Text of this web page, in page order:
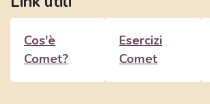
Cos'è
Comet?
Esercizi
Comet